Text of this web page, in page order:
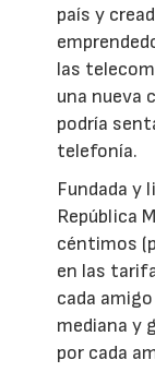
país y
las
una nueva
podría
telefonía.
Fundada y
República
céntimos
en las
cada
mediana y
por cada